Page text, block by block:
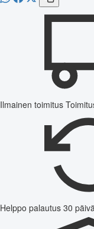
Ilmainen toimitus
Helppo palautus 30